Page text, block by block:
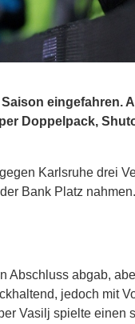
eingefahren.
Doppelpack,
Karlsruhe drei
Bank Platz
Abschluss abgab,
jedoch mit
Vasilj spielte einen